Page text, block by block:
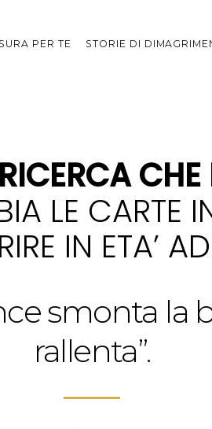
PER TE STORIE DI
CHE
LE CARTE
IN ETA’
smonta
rallenta”.